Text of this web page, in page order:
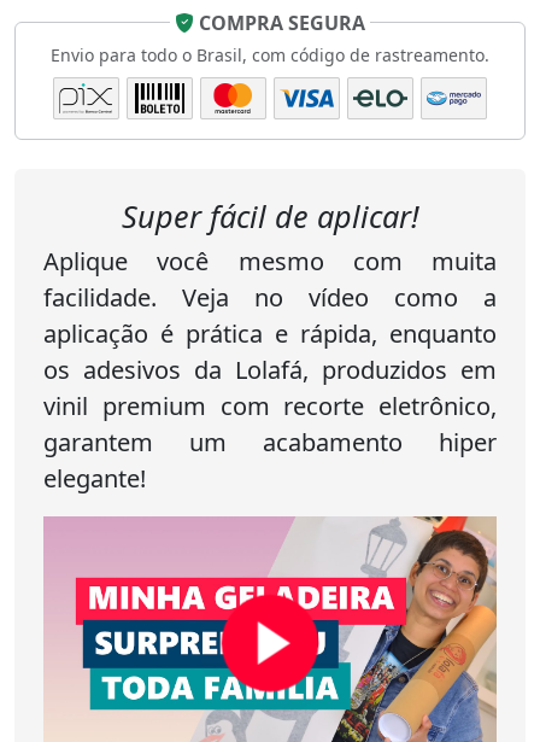
COMPRA SEGURA
Envio para todo o Brasil, com código de rastreamento.
Super fácil de aplicar!
Aplique você mesmo com muita
facilidade. Veja no vídeo como a
aplicação é prática e rápida, enquanto
os adesivos da Lolafá, produzidos em
vinil premium com recorte eletrônico,
garantem um acabamento hiper
elegante!